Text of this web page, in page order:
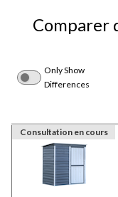
Comparer
Only Show
Differences
Consultation en cours